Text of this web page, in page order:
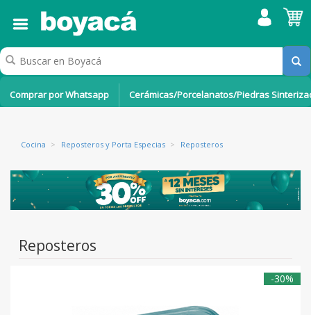
Comprar por Whatsapp Cerámicas/Porcelanatos/Piedras
Cocina > Reposteros y Porta Especias > Reposteros
Reposteros
-30%